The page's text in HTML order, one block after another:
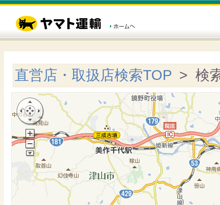
直営店・取扱店検索TOP > 検